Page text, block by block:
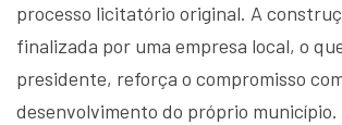
processo licitatório original. A
finalizada por uma empresa local, o
presidente, reforça o compromisso
desenvolvimento do próprio município.